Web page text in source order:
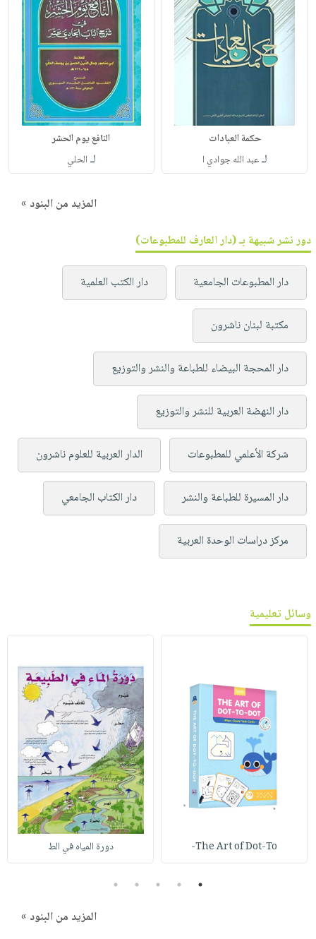
حكمة العبادات
لـعبد الله جوادي ا
النافع يوم الحشر
لـ الحلي
المزيد من البنود »
دور نشر شبيهة بـ (دار العارف للمطبوعات)
دار المطبوعات الجامعية دار الكتب العلمية
مكتبة لبنان ناشرون
دار المحجة البيضاء للطباعة والنشر والتوزيع
دار النهضة العربية للنشر والتوزيع
شركة الأعلمي للمطبوعات الدار العربية للعلوم ناشرون
دار المسيرة للطباعة والنشر دار الكتاب الجامعي
مركز دراسات الوحدة العربية
وسائل تعليمية
The Art of Dot-To- دورة المياه في الط
1
2
3
4
5
المزيد من البنود »